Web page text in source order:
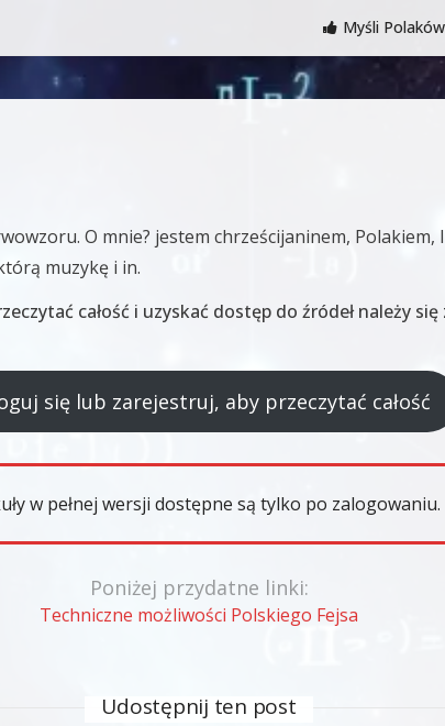
Myśli Polaków
O mnie? jestem chrześcijaninem,
muzykę i in.
całość i uzyskać dostęp do źródeł należy
się lub zarejestruj, aby przeczytać całość
w pełnej wersji dostępne są tylko po zalogowaniu.
Poniżej przydatne linki:
Techniczne możliwości Polskiego Fejsa
Udostępnij ten post